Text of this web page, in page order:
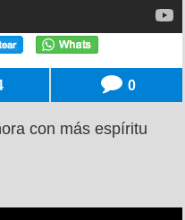
0
con más espíritu